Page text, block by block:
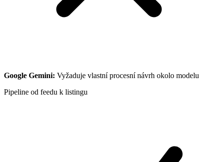
Google Gemini: Vyžaduje vlastní procesní návrh okolo modelu
Pipeline od feedu k listingu